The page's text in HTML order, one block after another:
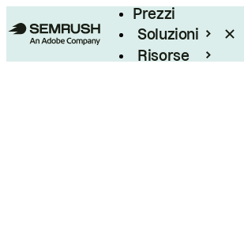
Prezzi
Soluzioni
Risorse